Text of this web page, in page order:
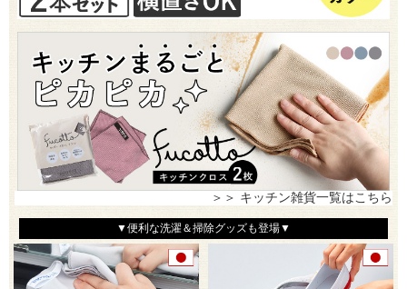
＞＞ キッチン雑貨一覧はこちら
▼便利な洗濯＆掃除グッズも登場▼